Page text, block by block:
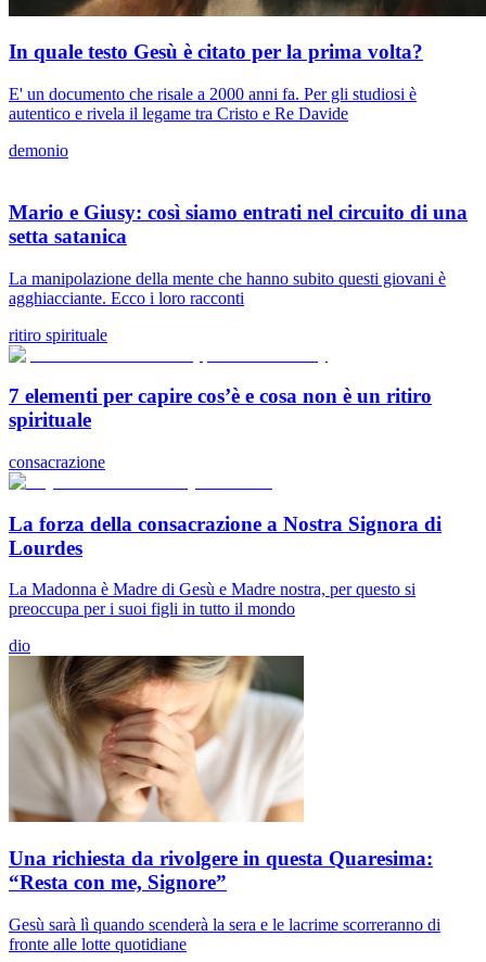
In quale testo Gesù è citato per la prima volta?
E' un documento che risale a 2000 anni fa. Per gli studiosi è
autentico e rivela il legame tra Cristo e Re Davide
demonio
Mario e Giusy: così siamo entrati nel circuito di una
setta satanica
La manipolazione della mente che hanno subito questi giovani è
agghiacciante. Ecco i loro racconti
ritiro spirituale
7 elementi per capire cos’è e cosa non è un ritiro
spirituale
consacrazione
La forza della consacrazione a Nostra Signora di
Lourdes
La Madonna è Madre di Gesù e Madre nostra, per questo si
preoccupa per i suoi figli in tutto il mondo
dio
Una richiesta da rivolgere in questa Quaresima:
“Resta con me, Signore”
Gesù sarà lì quando scenderà la sera e le lacrime scorreranno di
fronte alle lotte quotidiane